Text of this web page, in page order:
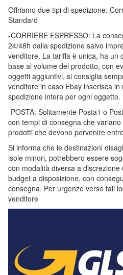
Offriamo due tipi di spedizione:
Standard
-CORRIERE ESPRESSO: La
24/48h dalla spedizione salvo
venditore. La tariffa è unica, ha un
base al volume del prodotto, con
oggetti aggiuntivi, si consiglia
venditore in caso Ebay inserisca
spedizione intera per ogni oggetto.
-POSTA: Solitamente Posta1 o
con tempi di consegna che
prodotti che devono pervenire
Si informa che le destinazioni
isole minori, potrebbero essere
con modalità diversa a
budget a disposizione, con
consegna. Per urgenze verso tali
venditore